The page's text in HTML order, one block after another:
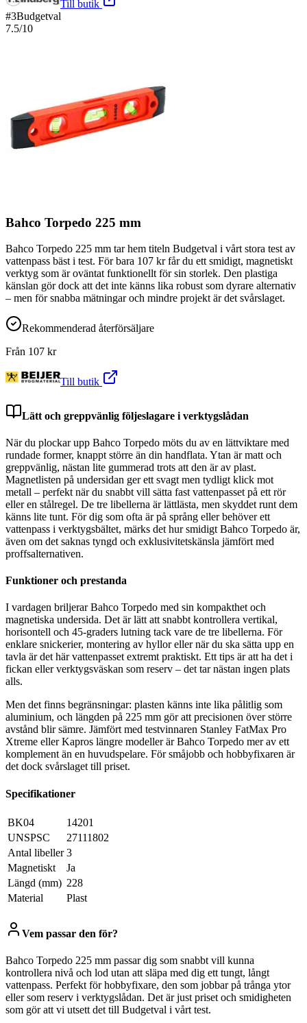
Till butik
#3Budgetval
7.5/10
Bahco Torpedo 225 mm
Bahco Torpedo 225 mm tar hem titeln Budgetval i vårt stora test av
vattenpass bäst i test. För bara 107 kr får du ett smidigt, magnetiskt
verktyg som är oväntat funktionellt för sin storlek. Den plastiga
känslan gör dock att det inte känns lika robust som dyrare alternativ
– men för snabba mätningar och mindre projekt är det svårslaget.
Rekommenderad återförsäljare
Från 107 kr
Till butik
Lätt och greppvänlig följeslagare i verktygslådan
När du plockar upp Bahco Torpedo möts du av en lättviktare med
rundade former, knappt större än din handflata. Ytan är matt och
greppvänlig, nästan lite gummerad trots att den är av plast.
Magnetlisten på undersidan ger ett svagt men tydligt klick mot
metall – perfekt när du snabbt vill sätta fast vattenpasset på ett rör
eller en stålregel. De tre libellerna är lättlästa, men skyddet runt dem
känns lite tunt. För dig som ofta är på språng eller behöver ett
vattenpass i verktygsbältet, märks det hur smidigt Bahco Torpedo är,
även om det saknas tyngd och exklusivitetskänsla jämfört med
proffsalternativen.
Funktioner och prestanda
I vardagen briljerar Bahco Torpedo med sin kompakthet och
magnetiska undersida. Det är lätt att snabbt kontrollera vertikal,
horisontell och 45-graders lutning tack vare de tre libellerna. För
enklare snickerier, montering av hyllor eller när du ska sätta upp en
tavla är det här vattenpasset extremt praktiskt. Ett tips är att ha det i
fickan eller verktygsväskan som reserv – det tar nästan ingen plats
alls.
Men det finns begränsningar: plasten känns inte lika pålitlig som
aluminium, och längden på 225 mm gör att precisionen över större
avstånd blir sämre. Jämfört med testvinnaren Stanley FatMax Pro
Xtreme eller Kapros längre modeller är Bahco Torpedo mer av ett
komplement än en huvudspelare. För småjobb och hobbyfixaren är
det dock svårslaget till priset.
Specifikationer
BK04
14201
UNSPSC
27111802
Antal libeller 3
Magnetiskt
Ja
Längd (mm) 228
Material
Plast
Vem passar den för?
Bahco Torpedo 225 mm passar dig som snabbt vill kunna
kontrollera nivå och lod utan att släpa med dig ett tungt, långt
vattenpass. Perfekt för hobbyfixare, den som jobbar på trånga ytor
eller som reserv i verktygslådan. Det är just priset och smidigheten
som gör att vi utsett det till Budgetval i vårt test.